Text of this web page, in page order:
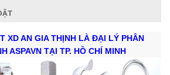
XD AN GIA THỊNH LÀ ĐẠI LÝ PHÂN
ASPAVN TẠI TP. HỒ CHÍ MINH